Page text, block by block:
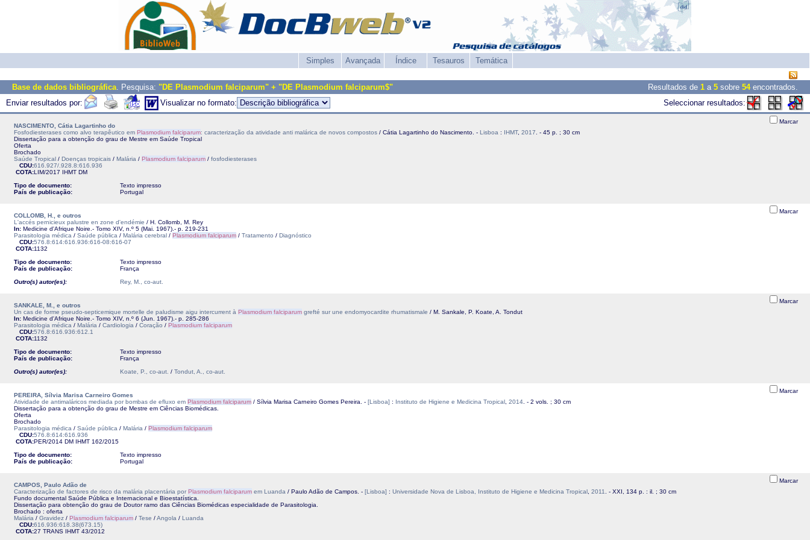
Simples Avançada Índice Tesauros Temática
Base de dados bibliográfica. Pesquisa: "DE Plasmodium falciparum" + "DE Plasmodium falciparum$" Resultados de 1 a 5 sobre 54encontrados.
Enviar resultados por:
Visualizar no formato: Seleccionar resultados:
NASCIMENTO, Cátia Lagartinho do
Fosfodiesterases como alvo terapêutico em Plasmodium falciparum: caracterização da atividade anti malárica de novos compostos / Cátia Lagartinho do Nascimento. - Lisboa : IHMT, 2017 . - 45 p. ; 30 cm
Dissertação para a obtenção do grau de Mestre em Saúde Tropical
Oferta
Brochado
Saúde Tropical / Doenças tropicais / Malária / Plasmodium falciparum / fosfodiesterases
CDU:616.927/.928.8:616.936
COTA:LIM/2017 IHMT DM
Tipo de documento:
Texto impresso
País de publicação:
Portugal
Marcar
COLLOMB, H., e outros
L'accés pernicieux palustre en zone d'endémie / H. Collomb, M. Rey
In: Medicine d'Afrique Noire.- Tomo XIV, n.º 5 (Mai. 1967).- p. 219-231
Parasitologia médica / Saúde pública / Malária cerebral / Plasmodium falciparum / Tratamento / Diagnóstico
CDU:576.8:614:616.936:616-08:616-07
COTA:1132
Tipo de documento:
Texto impresso
País de publicação:
França
Outro(s) autor(es):
Rey, M., co-aut.
Marcar
SANKALE, M., e outros
Un cas de forme pseudo-septicemique mortelle de paludisme aigu intercurrent à Plasmodium falciparum grefté sur une endomyocardite rhumatismale / M. Sankale, P. Koate, A. Tondut
In: Medicine d'Afrique Noire.- Tomo XIV, n.º 6 (Jun. 1967).- p. 285-286
Parasitologia médica / Malária / Cardiologia / Coração / Plasmodium falciparum
CDU:576.8:616.936:612.1
COTA:1132
Tipo de documento:
Texto impresso
País de publicação:
França
Outro(s) autor(es):
Koate, P., co-aut. / Tondut, A., co-aut.
Marcar
PEREIRA, Sílvia Marisa Carneiro Gomes
Atividade de antimaláricos mediada por bombas de efluxo em Plasmodium falciparum / Sílvia Marisa Carneiro Gomes Pereira. - [Lisboa] : Instituto de Higiene e Medicina Tropical 2014 . - 2 vols. ; 30 cm
Dissertação para a obtenção do grau de Mestre em Ciências Biomédicas.
Oferta
Brochado
Parasitologia médica / Saúde pública / Malária / Plasmodium falciparum
CDU:576.8:614:616.936
COTA:PER/2014 DM IHMT 162/2015
Tipo de documento:
Texto impresso
País de publicação:
Portugal
Marcar
CAMPOS, Paulo Adão de
Caracterização de factores de risco da malária placentária por Plasmodium falciparum em Luanda / Paulo Adão de Campos. - [Lisboa] : Universidade Nova de Lisboa, Instituto de Higiene e Medicina Tropical 2011
. - XXI, 134 p. : il. ; 30 cm
Fundo documental Saúde Pública e Internacional e Bioestatística.
Dissertação para obtenção do grau de Doutor ramo das Ciências Biomédicas especialidade de Parasitologia.
Brochado : oferta
Malária / Gravidez / Plasmodium falciparum / Tese /Angola / Luanda
CDU:616.936:618.38(673.15)
COTA:27 TRANS IHMT 43/2012
Marcar